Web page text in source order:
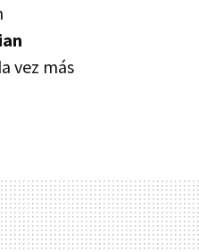
vez más